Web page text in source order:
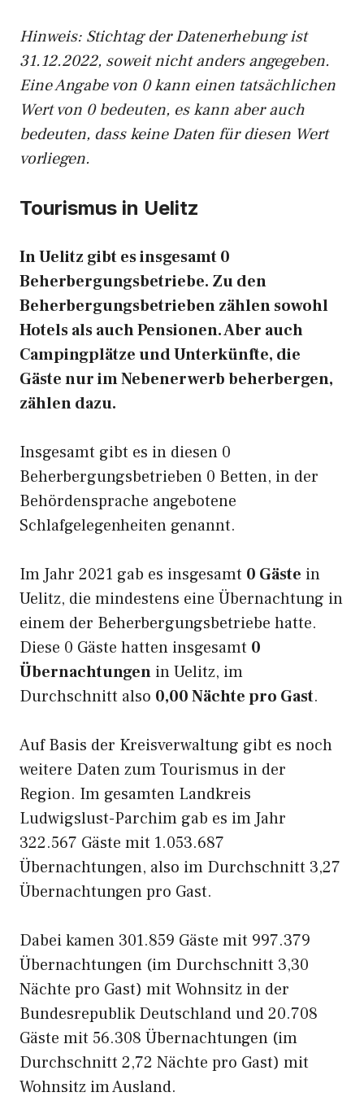
Hinweis: Stichtag der Datenerhebung ist
31.12.2022, soweit nicht anders angegeben.
Eine Angabe von 0 kann einen tatsächlichen
Wert von 0 bedeuten, es kann aber auch
bedeuten, dass keine Daten für diesen Wert
vorliegen.
Tourismus in Uelitz
In Uelitz gibt es insgesamt 0
Beherbergungsbetriebe. Zu den
Beherbergungsbetrieben zählen sowohl
Hotels als auch Pensionen. Aber auch
Campingplätze und Unterkünfte, die
Gäste nur im Nebenerwerb beherbergen,
zählen dazu.
Insgesamt gibt es in diesen 0
Beherbergungsbetrieben 0 Betten, in der
Behördensprache angebotene
Schlafgelegenheiten genannt.
Im Jahr 2021 gab es insgesamt 0 Gäste in
Uelitz, die mindestens eine Übernachtung in
einem der Beherbergungsbetriebe hatte.
Diese 0 Gäste hatten insgesamt 0
Übernachtungen in Uelitz, im
Durchschnitt also 0,00 Nächte pro Gast.
Auf Basis der Kreisverwaltung gibt es noch
weitere Daten zum Tourismus in der
Region. Im gesamten Landkreis
Ludwigslust-Parchim gab es im Jahr
322.567 Gäste mit 1.053.687
Übernachtungen, also im Durchschnitt 3,27
Übernachtungen pro Gast.
Dabei kamen 301.859 Gäste mit 997.379
Übernachtungen (im Durchschnitt 3,30
Nächte pro Gast) mit Wohnsitz in der
Bundesrepublik Deutschland und 20.708
Gäste mit 56.308 Übernachtungen (im
Durchschnitt 2,72 Nächte pro Gast) mit
Wohnsitz im Ausland.